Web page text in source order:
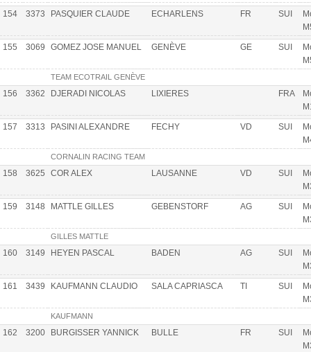
154 3373 PASQUIER CLAUDE ECHARLENS FR SUI
155 3069 GOMEZ JOSE MANUEL GENÈVE GE SUI
TEAM ECOTRAIL GENÈVE
156 3362 DJERADI NICOLAS LIXIERES FRA
157 3313 PASINI ALEXANDRE FECHY VD SUI
CORNALIN RACING TEAM
158 3625 COR ALEX LAUSANNE VD SUI
159 3148 MATTLE GILLES GEBENSTORF AG SUI
GILLES MATTLE
160 3149 HEYEN PASCAL BADEN AG SUI
161 3439 KAUFMANN CLAUDIO SALA CAPRIASCA TI SUI
KAUFMANN
162 3200 BURGISSER YANNICK BULLE FR SUI